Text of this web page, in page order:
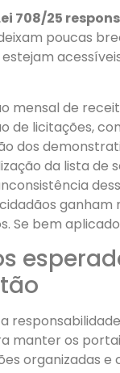
708/25
poucas
mensal de
de licitações,
dos
da lista de
Se bem
manter os
organizadas e